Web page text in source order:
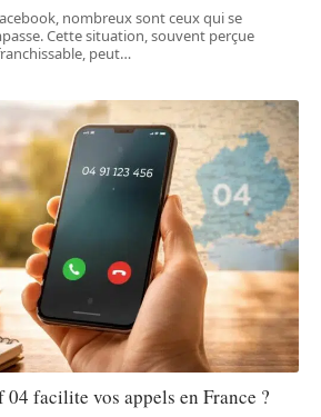
nombreux sont ceux qui se
Cette situation, souvent perçue
peut…
facilite vos appels en France ?